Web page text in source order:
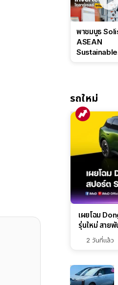
พาชมบูธ
ASEAN
Sustainable
IntelliHouse
EverCORE โ
ESS ครบวงจ
รถใหม่
เผยโฉม
รุ่นใหม่ สาย
2 วันที่แล้ว